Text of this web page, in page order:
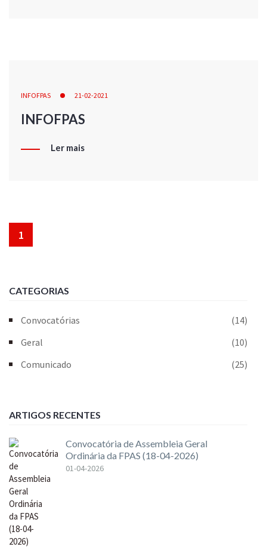
INFOFPAS 21-02-2021
INFOFPAS
Ler mais
1
CATEGORIAS
Convocatórias
(14)
Geral
(10)
Comunicado
(25)
ARTIGOS RECENTES
Convocatória de Assembleia Geral
Ordinária da FPAS (18-04-2026)
01-04-2026